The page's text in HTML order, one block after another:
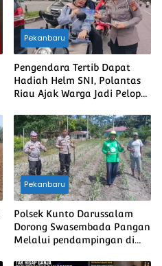
Pekanbaru
Pengendara Tertib Dapat
Hadiah Helm SNI, Polantas
Riau Ajak Warga Jadi Pelopor
Pekanbaru
Polsek Kunto Darussalam
Dorong Swasembada Pangan
Melalui pendampingan di